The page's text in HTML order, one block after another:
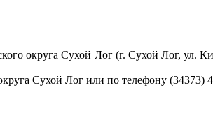
округа Сухой Лог (г. Сухой Лог, ул.
Сухой Лог или по телефону (34373)